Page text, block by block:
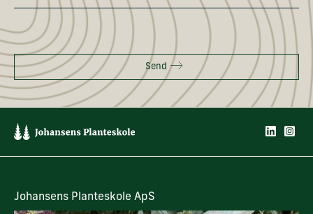
*
Send
Johansens Planteskole ApS